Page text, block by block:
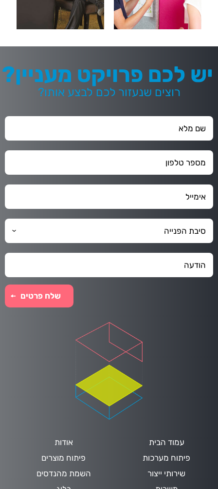
יש לכם פרויקט מעניין?
רוצים שנעזור לכם לבצע אותו?
עמוד הבית
אודות
פיתוח מערכות
פיתוח מוצרים
שירותי ייצור
השמת מהנדסים